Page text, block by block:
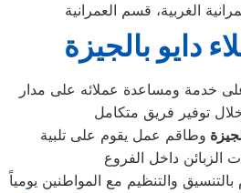
الغربية، قسم العمرانية
دايو بالجيزة
خدمة ومساعدة عملائه على مدار
توفير فريق متكامل
وطاقم عمل يقوم على تلبية
والتنظيم مع المواطنين يومياً